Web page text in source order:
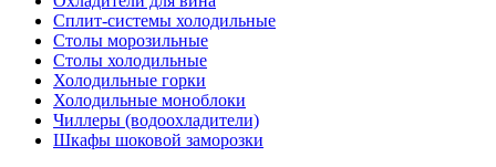
Сплит-системы холодильные
Столы морозильные
Столы холодильные
Холодильные горки
Холодильные моноблоки
Чиллеры (водоохладители)
Шкафы шоковой заморозки